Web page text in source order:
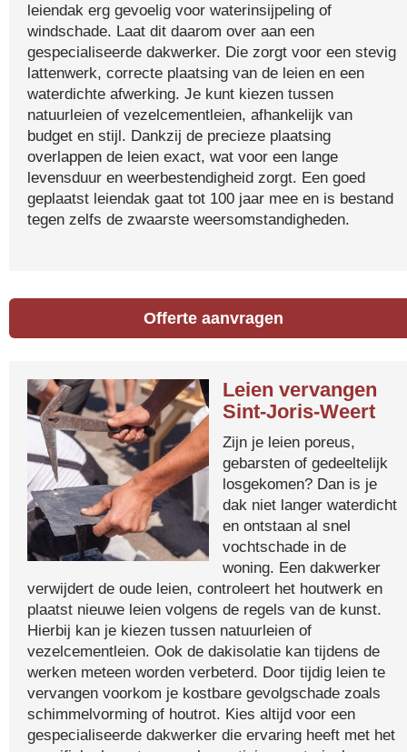
leiendak erg gevoelig voor waterinsijpeling of
windschade. Laat dit daarom over aan een
gespecialiseerde dakwerker. Die zorgt voor een stevig
lattenwerk, correcte plaatsing van de leien en een
waterdichte afwerking. Je kunt kiezen tussen
natuurleien of vezelcementleien, afhankelijk van
budget en stijl. Dankzij de precieze plaatsing
overlappen de leien exact, wat voor een lange
levensduur en weerbestendigheid zorgt. Een goed
geplaatst leiendak gaat tot 100 jaar mee en is bestand
tegen zelfs de zwaarste weersomstandigheden.
Offerte aanvragen
Leien vervangen
Sint-Joris-Weert
Zijn je leien poreus,
gebarsten of gedeeltelijk
losgekomen? Dan is je
dak niet langer waterdicht
en ontstaan al snel
vochtschade in de
woning. Een dakwerker
verwijdert de oude leien, controleert het houtwerk en
plaatst nieuwe leien volgens de regels van de kunst.
Hierbij kan je kiezen tussen natuurleien of
vezelcementleien. Ook de dakisolatie kan tijdens de
werken meteen worden verbeterd. Door tijdig leien te
vervangen voorkom je kostbare gevolgschade zoals
schimmelvorming of houtrot. Kies altijd voor een
gespecialiseerde dakwerker die ervaring heeft met het